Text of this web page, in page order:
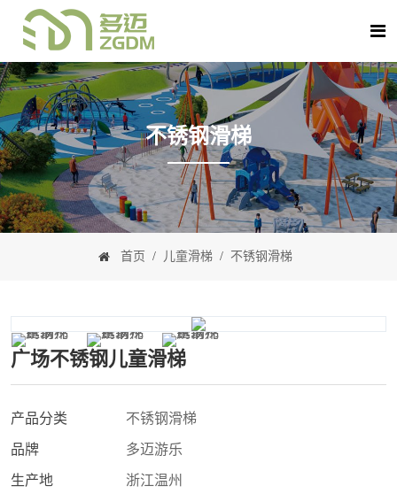
不锈钢滑梯
首页 / 儿童滑梯 / 不锈钢滑梯
广场不锈钢儿童滑梯
产品分类 不锈钢滑梯
品牌 多迈游乐
生产地 浙江温州